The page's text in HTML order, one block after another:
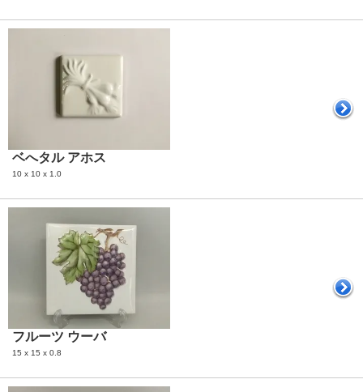
ベへタル アホス
10 x 10 x 1.0
フルーツ ウーバ
15 x 15 x 0.8